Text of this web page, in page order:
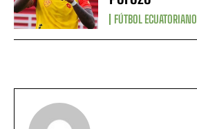
FÚTBOL ECUATORIANO